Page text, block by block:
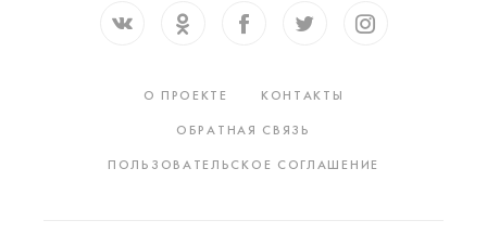
О ПРОЕКТЕ
КОНТАКТЫ
ОБРАТНАЯ СВЯЗЬ
ПОЛЬЗОВАТЕЛЬСКОЕ СОГЛАШЕНИЕ